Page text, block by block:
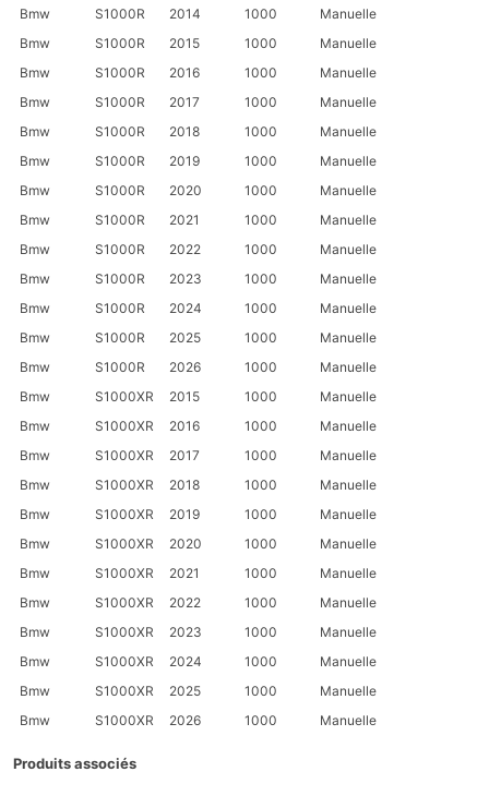
Bmw S1000R 2014 1000
Manuelle
Bmw
S1000R 2015 1000
Manuelle
Bmw
S1000R 2016 1000
Manuelle
Bmw
S1000R 2017 1000
Manuelle
Bmw
S1000R 2018 1000
Manuelle
Bmw
S1000R 2019 1000
Manuelle
Bmw
S1000R 2020 1000
Manuelle
Bmw
S1000R 2021 1000
Manuelle
Bmw
S1000R 2022 1000
Manuelle
Bmw
S1000R 2023 1000
Manuelle
Bmw
S1000R 2024 1000
Manuelle
Bmw
S1000R 2025 1000
Manuelle
Bmw
S1000R 2026 1000
Manuelle
Bmw
S1000XR 2015 1000
Manuelle
Bmw
S1000XR 2016 1000
Manuelle
Bmw
S1000XR 2017 1000
Manuelle
Bmw
S1000XR 2018 1000
Manuelle
Bmw
S1000XR 2019 1000
Manuelle
Bmw
S1000XR 2020 1000
Manuelle
Bmw
S1000XR 2021 1000
Manuelle
Bmw
S1000XR 2022 1000
Manuelle
Bmw
S1000XR 2023 1000
Manuelle
Bmw
S1000XR 2024 1000
Manuelle
Bmw
S1000XR 2025 1000
Manuelle
Bmw
S1000XR 2026 1000 Manuelle
Produits associés